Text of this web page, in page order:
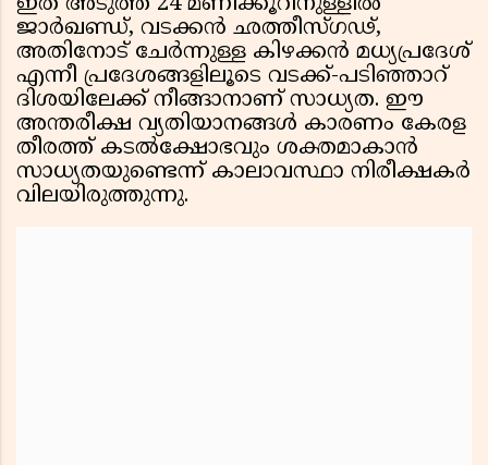
ജാർഖണ്ഡ്, വടക്കൻ ഛത്തീസ്ഗഢ്,
അതിനോട് ചേർന്നുള്ള കിഴക്കൻ മധ്യപ്രദേശ്
എന്നീ പ്രദേശങ്ങളിലൂടെ വടക്ക്-പടിഞ്ഞാറ്
ദിശയിലേക്ക് നീങ്ങാനാണ് സാധ്യത. ഈ
അന്തരീക്ഷ വ്യതിയാനങ്ങൾ കാരണം കേരള
തീരത്ത് കടൽക്ഷോഭവും ശക്തമാകാൻ
സാധ്യതയുണ്ടെന്ന് കാലാവസ്ഥാ നിരീക്ഷകർ
വിലയിരുത്തുന്നു.